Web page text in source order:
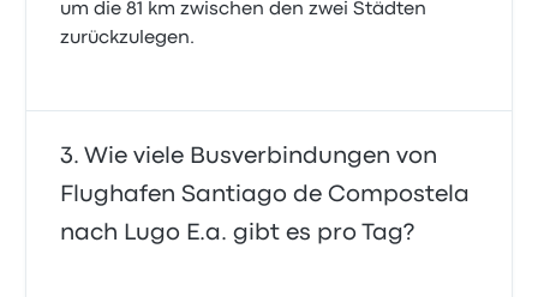
um die 81 km zwischen den zwei Städten
zurückzulegen.
Wie viele Busverbindungen von
Flughafen Santiago de Compostela
nach Lugo E.a. gibt es pro Tag?